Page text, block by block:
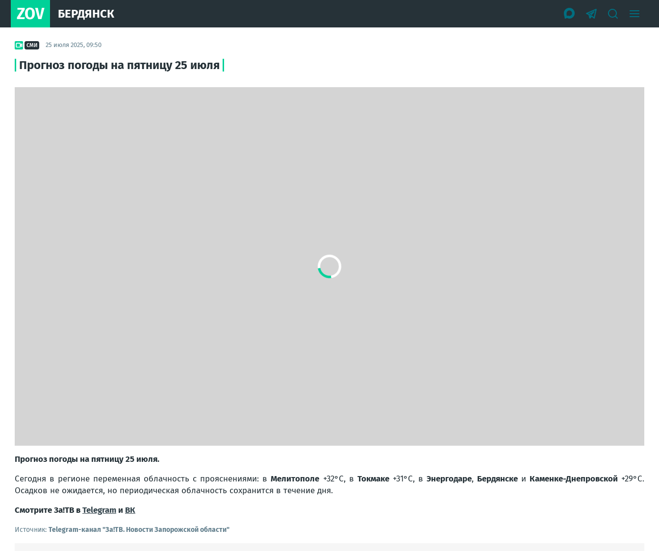
ZOV БЕРДЯНСК
СМИ 25 июля 2025, 09:50
Прогноз погоды на пятницу 25 июля
Прогноз погоды на пятницу 25 июля.
Сегодня в регионе переменная облачность с прояснениями: вМелитополе +32°C, в Токмаке+31°C, в Энергодаре, Бердянскеи Каменке-Днепровской +29°C.
Осадков не ожидается, но периодическая облачность сохранится в течение дня.
Смотрите За!ТВ вTelegram и ВК
Источник: Telegram-канал "Зa!ТВ. Новости Запорожской области"